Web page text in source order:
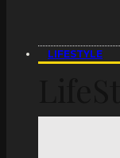
LIFESTYLE